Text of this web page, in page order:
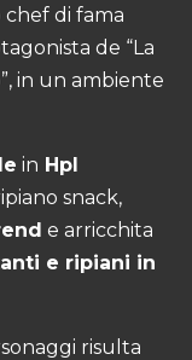
di fama
de “La
in un ambiente
in Hpl
snack,
e arricchita
e ripiani in
risulta